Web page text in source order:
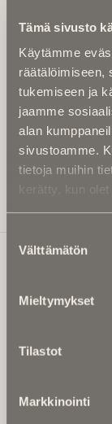
Tämä sivusto
Käytämme
räätälöimiseen,
tukemiseen ja
jaamme
alan
sivustoamme.
tietoja muihin
kerätty, kun olet
valinta
Välttämätön
Mieltymykset
Tilastot
Markkinointi
Kirjoita alle
etteivät
Uutiskirje on
Kirjoita tähän
tulevan:
Tilaa
Ikuisuusmedia
kuolinuutiset ja
Anna